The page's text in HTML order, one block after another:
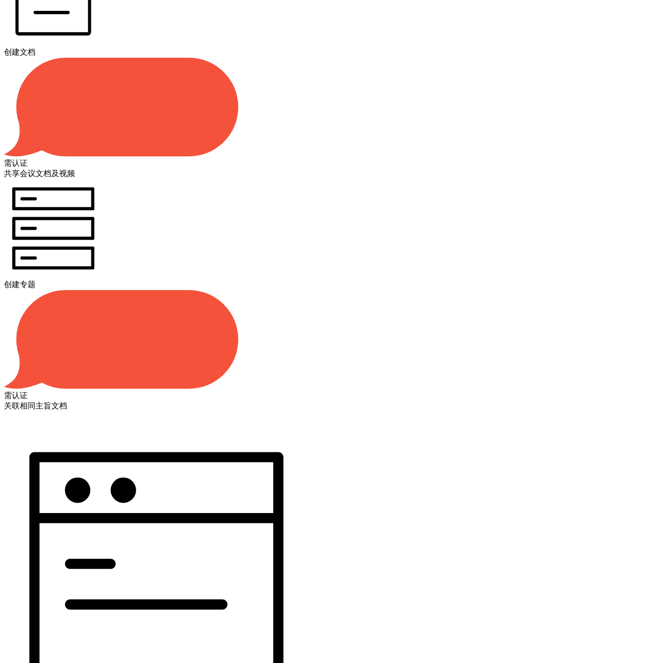
创建文档
需认证
共享会议文档及视频
创建专题
需认证
关联相同主旨文档